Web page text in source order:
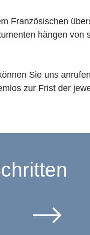
Französischen
hängen von
Sie uns
zur Frist der